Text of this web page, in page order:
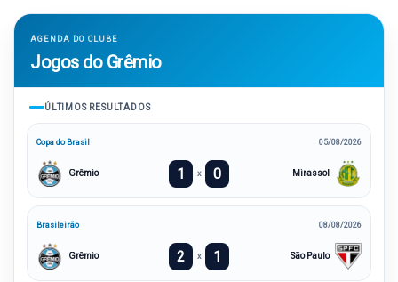
AGENDA DO CLUBE
Jogos do Grêmio
ÚLTIMOS RESULTADOS
Copa do Brasil 05/08/2026
Grêmio 1 x 0 Mirassol
Brasileirão 08/08/2026
Grêmio 2 x 1 São Paulo